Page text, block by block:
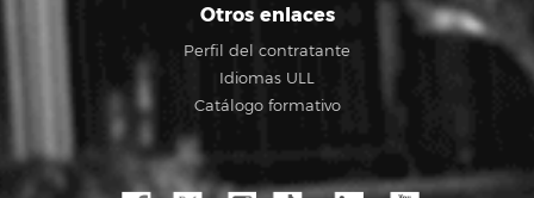
Otros enlaces
Perfil del contratante
Idiomas ULL
Catálogo formativo